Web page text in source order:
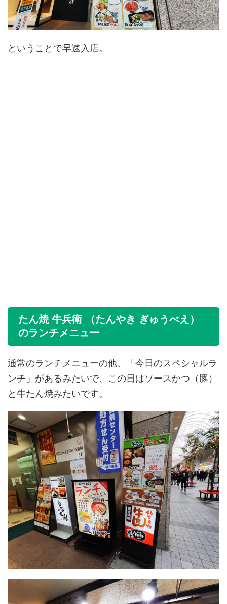
ということで早速入店。
たん焼 牛兵衛 （たんやき ぎゅうべえ）
のランチメニュー
通常のランチメニューの他、「今日のスペシャルラ
ンチ」があるみたいで、この日はソースかつ（豚）
と牛たん焼みたいです。